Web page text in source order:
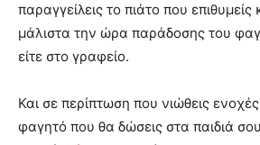
παραγγείλεις το πιάτο που επιθυμείς
μάλιστα την ώρα παράδοσης του
είτε στο γραφείο.
Και σε περίπτωση που νιώθεις ενοχές
φαγητό που θα δώσεις στα παιδιά